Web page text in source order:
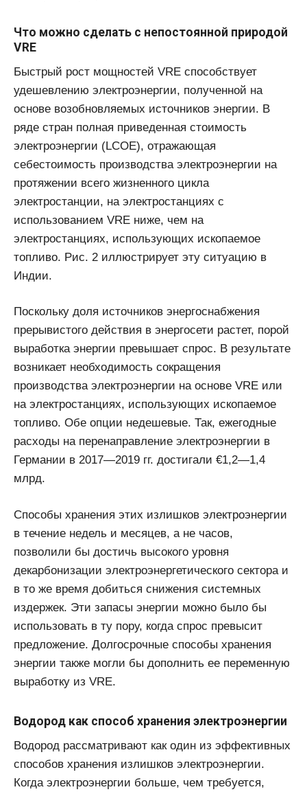
Что можно сделать с непостоянной природой
VRE
Быстрый рост мощностей VRE способствует
удешевлению электроэнергии, полученной на
основе возобновляемых источников энергии. В
ряде стран полная приведенная стоимость
электроэнергии (LCOE), отражающая
себестоимость производства электроэнергии на
протяжении всего жизненного цикла
электростанции, на электростанциях с
использованием VRE ниже, чем на
электростанциях, использующих ископаемое
топливо. Рис. 2 иллюстрирует эту ситуацию в
Индии.
Поскольку доля источников энергоснабжения
прерывистого действия в энергосети растет, порой
выработка энергии превышает спрос. В результате
возникает необходимость сокращения
производства электроэнергии на основе VRE или
на электростанциях, использующих ископаемое
топливо. Обе опции недешевые. Так, ежегодные
расходы на перенаправление электроэнергии в
Германии в 2017—2019 гг. достигали €1,2—1,4
млрд.
Способы хранения этих излишков электроэнергии
в течение недель и месяцев, а не часов,
позволили бы достичь высокого уровня
декарбонизации электроэнергетического сектора и
в то же время добиться снижения системных
издержек. Эти запасы энергии можно было бы
использовать в ту пору, когда спрос превысит
предложение. Долгосрочные способы хранения
энергии также могли бы дополнить ее переменную
выработку из VRE.
Водород как способ хранения электроэнергии
Водород рассматривают как один из эффективных
способов хранения излишков электроэнергии.
Когда электроэнергии больше, чем требуется,